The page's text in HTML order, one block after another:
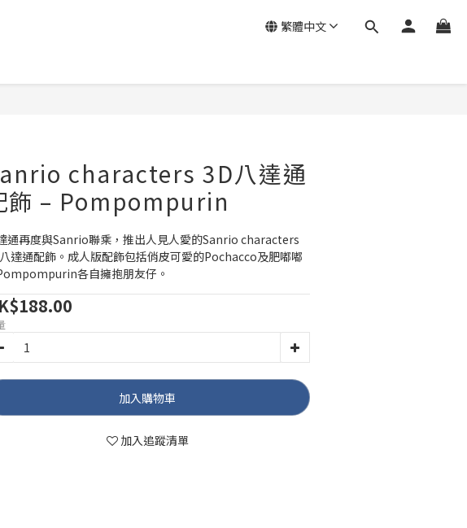
繁體中文
characters 3D八達通
飾 – Pompompurin
通再度與Sanrio聯乘，推出人見人愛的Sanrio characters
達通配飾。成人版配飾包括俏皮可愛的Pochacco及肥嘟嘟
各自擁抱朋友仔。
加入購物車
加入追蹤清單